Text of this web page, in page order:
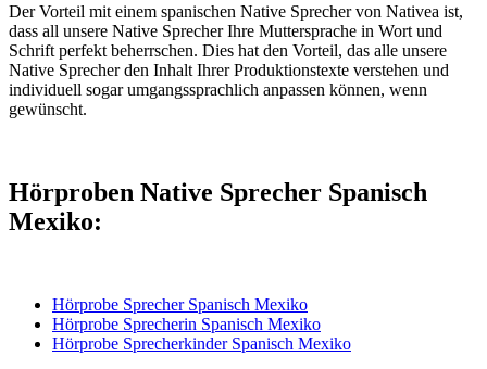
Der Vorteil mit einem spanischen Native Sprecher von Nativea ist,
dass all unsere Native Sprecher Ihre Muttersprache in Wort und
Schrift perfekt beherrschen. Dies hat den Vorteil, das alle unsere
Native Sprecher den Inhalt Ihrer Produktionstexte verstehen und
individuell sogar umgangssprachlich anpassen können, wenn
gewünscht.
Hörproben Native Sprecher Spanisch
Mexiko:
Hörprobe Sprecher Spanisch Mexiko
Hörprobe Sprecherin Spanisch Mexiko
Hörprobe Sprecherkinder Spanisch Mexiko